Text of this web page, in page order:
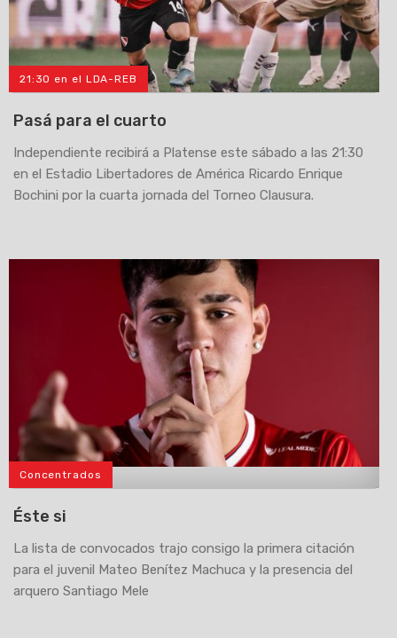
21:30 en el LDA-REB
Pasá para el cuarto
Independiente recibirá a Platense este sábado a las 21:30
en el Estadio Libertadores de América Ricardo Enrique
Bochini por la cuarta jornada del Torneo Clausura.
Concentrados
Éste si
La lista de convocados trajo consigo la primera citación
para el juvenil Mateo Benítez Machuca y la presencia del
arquero Santiago Mele